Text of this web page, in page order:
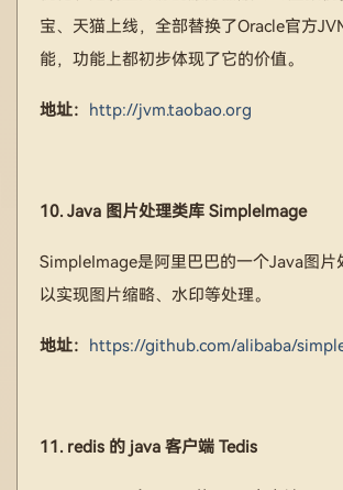
宝、天猫上线，全部替换了Oracle官方
能，功能上都初步体现了它的价值。
地址： http://jvm.taobao.org
10. Java 图片处理类库 SimpleImage
SimpleImage是阿里巴巴的一个Java图片
以实现图片缩略、水印等处理。
地址： https://github.com/alibaba/
11. redis 的 java 客户端 Tedis